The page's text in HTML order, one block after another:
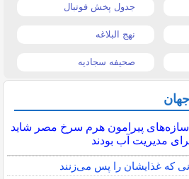
جدول پخش فوتبال
نهج البلاغه
صحیفه سجادیه
سازه‌های پیرامون هرم سرخ مصر شاید
مدیریت آب بودند
که غذایشان را پس می‌زنند